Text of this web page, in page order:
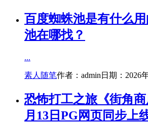
百度蜘蛛池是有什么
池在哪找？
...
素人随笔作者：admin 日期：2026
恐怖打工之旅《街角
月13日PG网页同步上